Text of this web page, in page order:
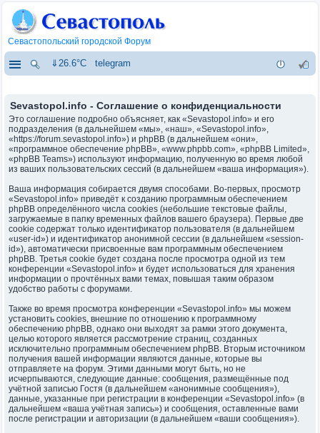
Севастопольский городской Форум
⇓26.6°C telegram
Sevastopol.info - Соглашение о конфиденциальности
Это соглашение подробно объясняет, как «Sevastopol.info» и его
подразделения (в дальнейшем «мы», «наш», «Sevastopol.info»,
«https://forum.sevastopol.info») и phpBB (в дальнейшем «они»,
«программное обеспечение phpBB», «www.phpbb.com», «phpBB Limited»,
«phpBB Teams») используют информацию, полученную во время любой
из ваших пользовательских сессий (в дальнейшем «ваша информация»).
Ваша информация собирается двумя способами. Во-первых, просмотр
«Sevastopol.info» приведёт к созданию программным обеспечением
phpBB определённого числа cookies (небольшие текстовые файлы,
загружаемые в папку временных файлов вашего браузера). Первые две
cookie содержат только идентификатор пользователя (в дальнейшем
«user-id») и идентификатор анонимной сессии (в дальнейшем «session-
id»), автоматически присвоенные вам программным обеспечением
phpBB. Третья cookie будет создана после просмотра одной из тем
конференции «Sevastopol.info» и будет использоваться для хранения
информации о прочтённых вами темах, повышая таким образом
удобство работы с форумами.
Также во время просмотра конференции «Sevastopol.info» мы можем
установить cookies, внешние по отношению к программному
обеспечению phpBB, однако они выходят за рамки этого документа,
целью которого является рассмотрение страниц, созданных
исключительно программным обеспечением phpBB. Вторым источником
получения вашей информации являются данные, которые вы
отправляете на форум. Этими данными могут быть, но не
исчерпываются, следующие данные: сообщения, размещённые под
учётной записью Гостя (в дальнейшем «анонимные сообщения»),
данные, указанные при регистрации в конференции «Sevastopol.info» (в
дальнейшем «ваша учётная запись») и сообщения, оставленные вами
после регистрации и авторизации (в дальнейшем «ваши сообщения»).